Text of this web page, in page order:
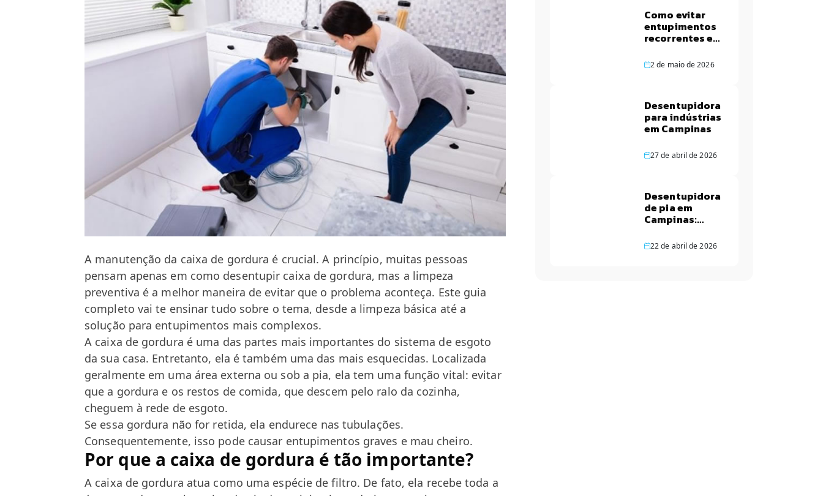
A manutenção da caixa de gordura é crucial. A princípio, muitas pessoas
pensam apenas em como desentupir caixa de gordura, mas a limpeza
preventiva é a melhor maneira de evitar que o problema aconteça. Este guia
completo vai te ensinar tudo sobre o tema, desde a limpeza básica até a
solução para entupimentos mais complexos.
A caixa de gordura é uma das partes mais importantes do sistema de esgoto
da sua casa. Entretanto, ela é também uma das mais esquecidas. Localizada
geralmente em uma área externa ou sob a pia, ela tem uma função vital: evitar
que a gordura e os restos de comida, que descem pelo ralo da cozinha,
cheguem à rede de esgoto.
Se essa gordura não for retida, ela endurece nas tubulações.
Consequentemente, isso pode causar entupimentos graves e mau cheiro.
Por que a caixa de gordura é tão importante?
A caixa de gordura atua como uma espécie de filtro. De fato, ela recebe toda a
Como evitar
entupimentos
recorrentes em
de Campinas
2 de maio de 2026
Desentupidora
para indústrias
em Campinas
27 de abril de 2026
Desentupidora
de pia em
Campinas:
rápidas
22 de abril de 2026